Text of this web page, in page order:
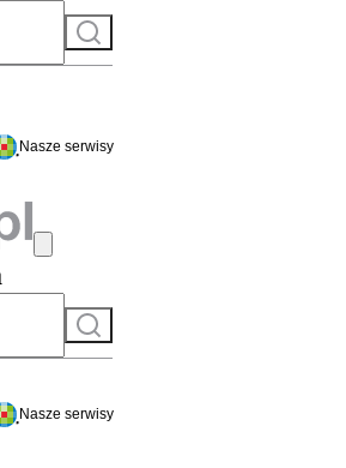
Szukaj
do serwisu
Nasze serwisy
Szukaj
Nasze serwisy